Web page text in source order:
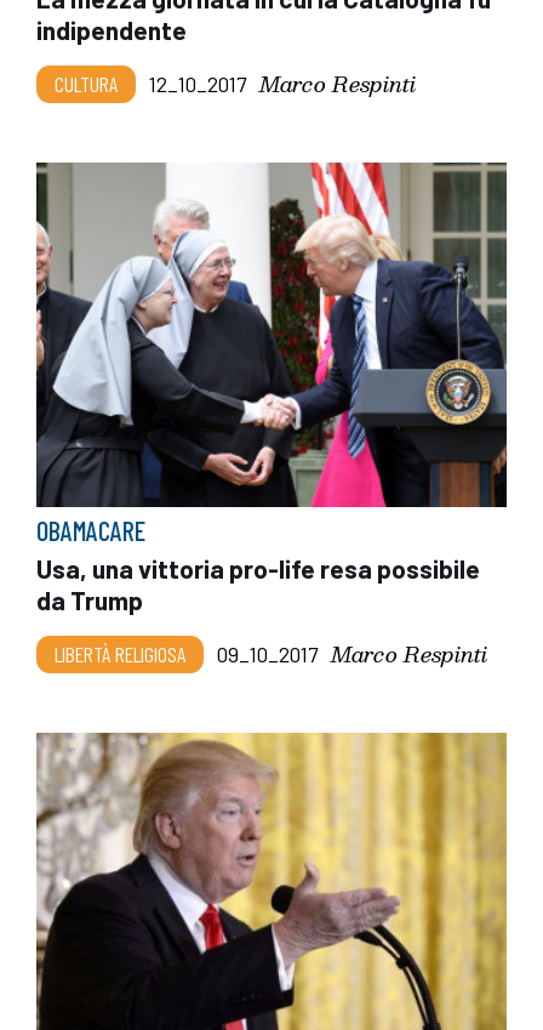
indipendente
CULTURA 12_10_2017 Marco Respinti
OBAMACARE
Usa, una vittoria pro-life resa possibile
da Trump
LIBERTÀ RELIGIOSA 09_10_2017 Marco Respinti